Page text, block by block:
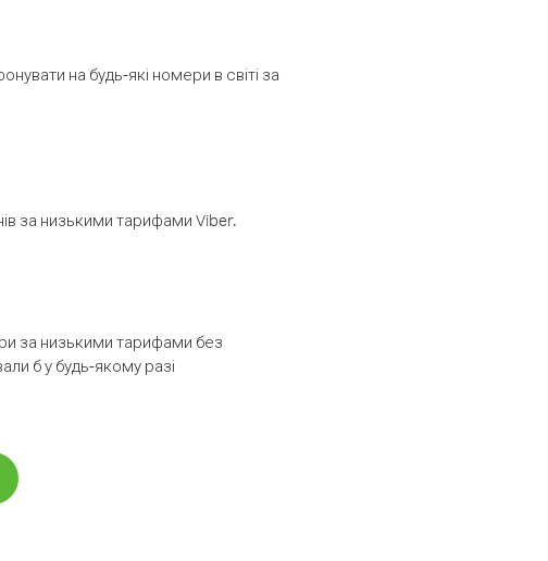
на будь-які номери в світі за
за низькими тарифами Viber.
за низькими тарифами без
б у будь-якому разі